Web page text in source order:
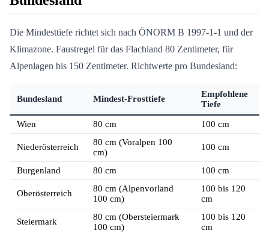
Die Mindesttiefe richtet sich nach ÖNORM B 1997-1-1 und der
Klimazone. Faustregel für das Flachland 80 Zentimeter, für
Alpenlagen bis 150 Zentimeter. Richtwerte pro Bundesland:
Bundesland Mindest-Frosttiefe
Empfohlene
Tiefe
Wien 80 cm 100 cm
Niederösterreich
80 cm (Voralpen 100
cm)
100 cm
Burgenland 80 cm 100 cm
Oberösterreich
80 cm (Alpenvorland
100 cm)
100 bis 120
cm
Steiermark
80 cm (Obersteiermark
100 cm)
100 bis 120
cm